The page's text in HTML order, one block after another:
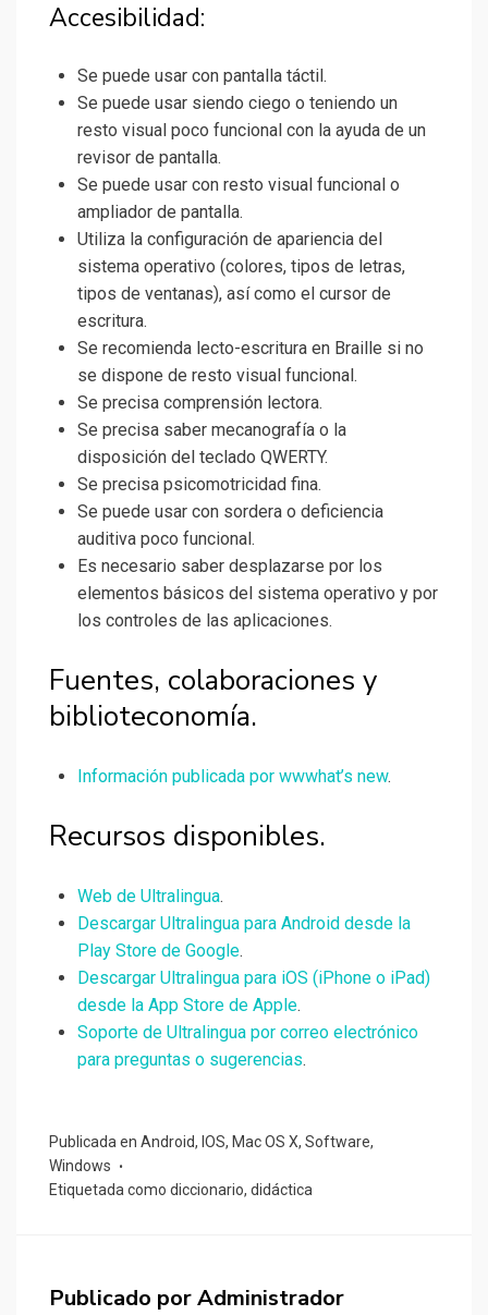
Accesibilidad:
Se puede usar con pantalla táctil.
Se puede usar siendo ciego o teniendo un
resto visual poco funcional con la ayuda de un
revisor de pantalla.
Se puede usar con resto visual funcional o
ampliador de pantalla.
Utiliza la configuración de apariencia del
sistema operativo (colores, tipos de letras,
tipos de ventanas), así como el cursor de
escritura.
Se recomienda lecto-escritura en Braille si no
se dispone de resto visual funcional.
Se precisa comprensión lectora.
Se precisa saber mecanografía o la
disposición del teclado QWERTY.
Se precisa psicomotricidad fina.
Se puede usar con sordera o deficiencia
auditiva poco funcional.
Es necesario saber desplazarse por los
elementos básicos del sistema operativo y por
los controles de las aplicaciones.
Fuentes, colaboraciones y
biblioteconomía.
Información publicada por wwwhat’s new.
Recursos disponibles.
Web de Ultralingua.
Descargar Ultralingua para Android desde la
Play Store de Google.
Descargar Ultralingua para iOS (iPhone o iPad)
desde la App Store de Apple.
Soporte de Ultralingua por correo electrónico
para preguntas o sugerencias.
Publicada en Android, IOS, Mac OS X, Software,
Windows
Etiquetada como diccionario, didáctica
Publicado porAdministrador